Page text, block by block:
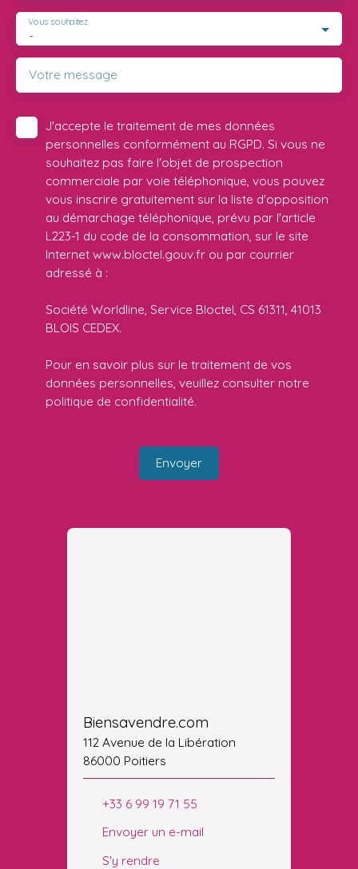
-
Vous souhaitez
Votre message
J'accepte le traitement de mes données
personnelles conformément au RGPD. Si vous ne
souhaitez pas faire l'objet de prospection
commerciale par voie téléphonique, vous pouvez
vous inscrire gratuitement sur la liste d'opposition
au démarchage téléphonique, prévu par l'article
L223-1 du code de la consommation, sur le site
Internet www.bloctel.gouv.fr ou par courrier
adressé à :
Société Worldline, Service Bloctel, CS 61311, 41013
BLOIS CEDEX.
Pour en savoir plus sur le traitement de vos
données personnelles, veuillez consulter notre
politique de confidentialité.
Envoyer
Biensavendre.com
112 Avenue de la Libération
86000 Poitiers
+33 6 99 19 71 55
Envoyer un e-mail
S'y rendre